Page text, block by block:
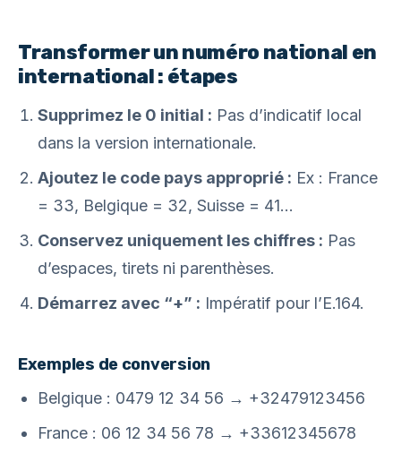
Transformer un numéro national en
international : étapes
Supprimez le 0 initial : Pas d’indicatif local
dans la version internationale.
Ajoutez le code pays approprié : Ex : France
= 33, Belgique = 32, Suisse = 41…
Conservez uniquement les chiffres : Pas
d’espaces, tirets ni parenthèses.
Démarrez avec “+” : Impératif pour l’E.164.
Exemples de conversion
Belgique : 0479 12 34 56 → +32479123456
France : 06 12 34 56 78 → +33612345678